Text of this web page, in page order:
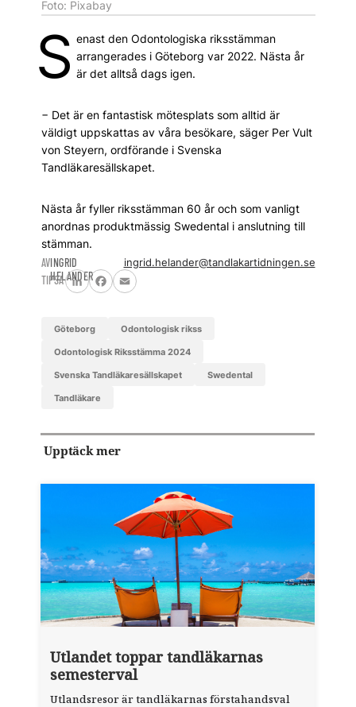
Foto: Pixabay
S enast den Odontologiska riksstämman
arrangerades i Göteborg var 2022. Nästa år
är det alltså dags igen.
− Det är en fantastisk mötesplats som alltid är
väldigt uppskattas av våra besökare, säger Per Vult
von Steyern, ordförande i Svenska
Tandläkaresällskapet.
Nästa år fyller riksstämman 60 år och som vanligt
anordnas produktmässig Swedental i anslutning till
stämman.
AVINGRID
HELANDER
ingrid.helander@tandlakartidningen.se
TIPSA
LinkedInFacebook
Email
göteborg odontologisk rikss
Odontologisk Riksstämma 2024
Svenska Tandläkaresällskapet Swedental
tandläkare
Upptäck mer
Utlandet toppar tandläkarnas
semesterval
Utlandsresor är tandläkarnas förstahandsval